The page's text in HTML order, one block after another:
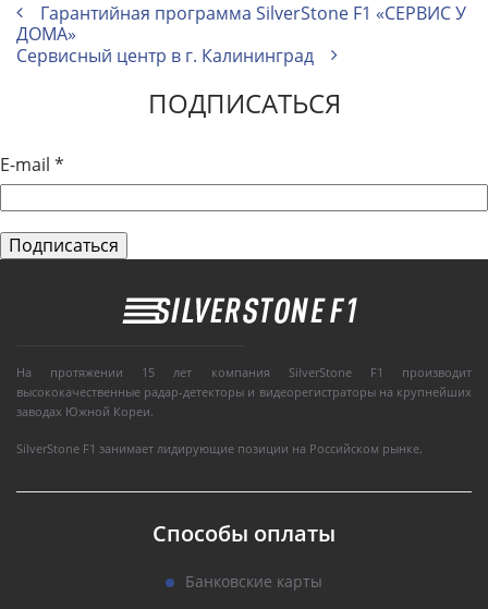
Гарантийная программа SilverStone F1 «СЕРВИС У
ДОМА»
Сервисный центр в г. Калининград
ПОДПИСАТЬСЯ
E-mail *
На протяжении 15 лет компания SilverStone F1 производит
высококачественные радар-детекторы и видеорегистраторы на крупнейших
заводах Южной Кореи.
SilverStone F1 занимает лидирующие позиции на Российском рынке.
Способы оплаты
Банковские карты